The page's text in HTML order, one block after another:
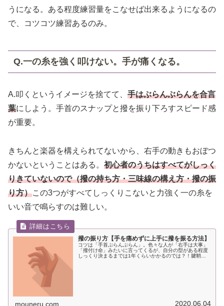
うになる。ある程度練習量をこなせば出来るようになるの
で、コツコツ練習あるのみ。
Q.一の糸を強く叩けない。手が痛くなる。
A.叩くというイメージを捨てて、 手はぶらんぶらんを合言
葉にしよう。手首のスナップと撥を振り下ろすスピード感
が重要。
きちんと楽器を構えられてないから、右手の動きもおぼつ
かないということはある。 初心者のうちはすべてがしっく
りきていないので（撥の持ち方・三味線の構え方・撥の振
り方）この3つがすべてしっくりこないと力強く一の糸を
いい音で鳴らすのは難しい。
撥の振り方【手を痛めずに上手に撥を振る方法】
コツは「手首ぶらんぶらん」。色々な人が「右手は大事」
「撥付け命」みたいに言ってくるが、自分の型がある程度
しっくり決まるまでは1年くらいかかるのでは？！腱鞘炎
mouneru.com 2020.06.04